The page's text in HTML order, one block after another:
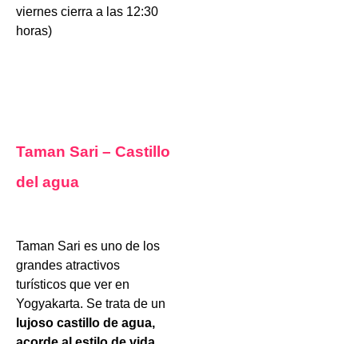
viernes cierra a las 12:30
horas)
Taman Sari – Castillo
del agua
Taman Sari es uno de los
grandes atractivos
turísticos que ver en
Yogyakarta. Se trata de un
lujoso castillo de agua,